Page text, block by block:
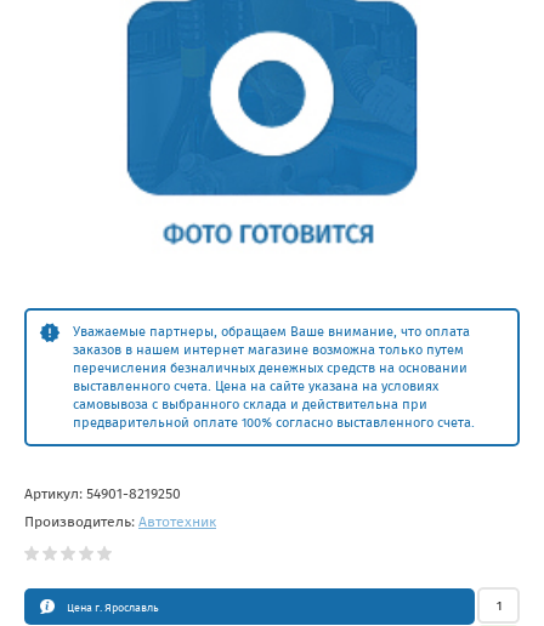
Уважаемые партнеры, обращаем Ваше внимание, что оплата
заказов в нашем интернет магазине возможна только путем
перечисления безналичных денежных средств на основании
выставленного счета. Цена на сайте указана на условиях
самовывоза с выбранного склада и действительна при
предварительной оплате 100% согласно выставленного счета.
Артикул: 54901-8219250
Производитель: Автотехник
Цена г. Ярославль